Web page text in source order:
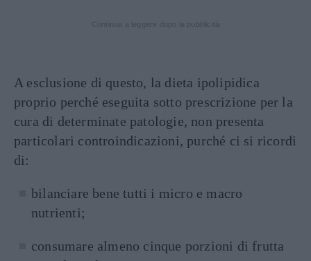
A esclusione di questo, la dieta ipolipidica
proprio perché eseguita sotto prescrizione per la
cura di determinate patologie, non presenta
particolari controindicazioni, purché ci si ricordi
di:
bilanciare bene tutti i micro e macro
nutrienti;
consumare almeno cinque porzioni di frutta